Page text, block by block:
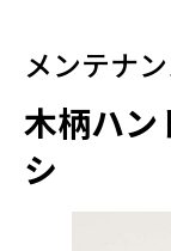
メンテナ
木柄ハン
シ